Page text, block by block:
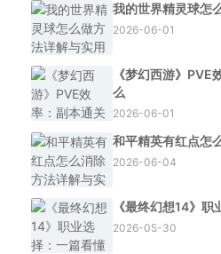
我的世界精灵球怎
2026-06-01
《梦幻西游》
么
2026-06-01
和平精英有红点怎
2026-06-04
《最终幻想14》
2026-05-30